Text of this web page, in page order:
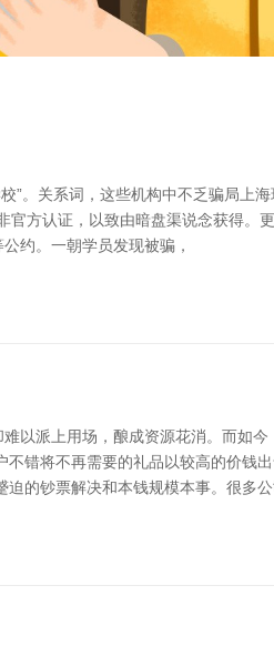
”。关系词，这些机构中不乏骗局上
方认证，以致由暗盘渠说念获得
约。一朝学员发现被骗，
以派上用场，酿成资源花消。而如
错将不再需要的礼品以较高的价钱
的钞票解决和本钱规模本事。很多公